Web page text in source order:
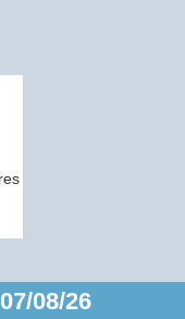
08/26